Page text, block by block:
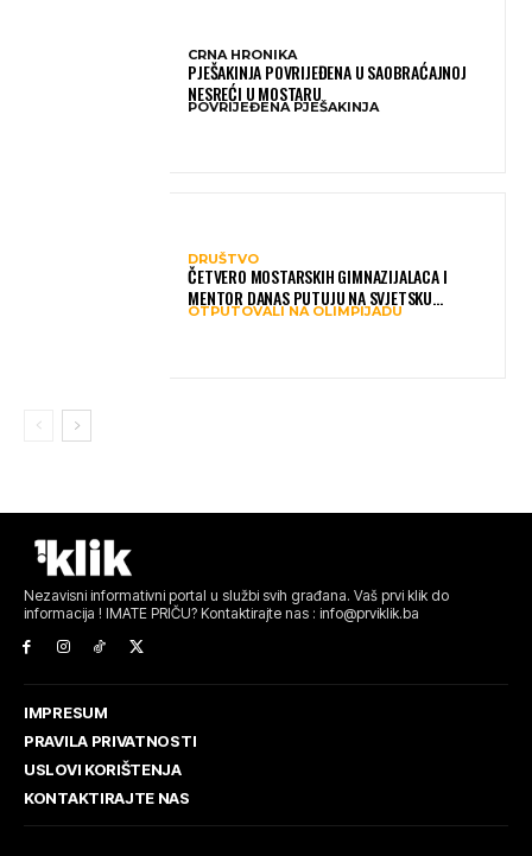
CRNA HRONIKA
PJEŠAKINJA POVRIJEĐENA U SAOBRAĆAJNOJ
NESREĆI U MOSTARU
POVRIJEĐENA PJEŠAKINJA
DRUŠTVO
ČETVERO MOSTARSKIH GIMNAZIJALACA I
MENTOR DANAS PUTUJU NA SVJETSKU
OLIMPIJADU IZ AI: PREDSTAVLJAT ĆE BIH MEĐU
OTPUTOVALI NA OLIMPIJADU
Nezavisni informativni portal u službi svih građana. Vaš prvi klik do
informacija ! IMATE PRIČU? Kontaktirajte nas : info@prviklik.ba
IMPRESUM
PRAVILA PRIVATNOSTI
USLOVI KORIŠTENJA
KONTAKTIRAJTE NAS